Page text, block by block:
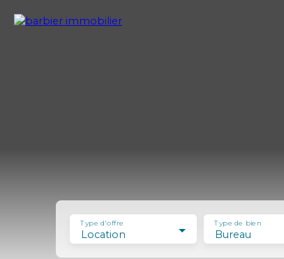
Location
Type d'offre
Bureau
Type de bien